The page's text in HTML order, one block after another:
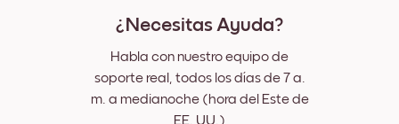
¿Necesitas Ayuda?
Habla con nuestro equipo de
soporte real, todos los días de 7 a.
m. a medianoche (hora del Este de
EE. UU.)